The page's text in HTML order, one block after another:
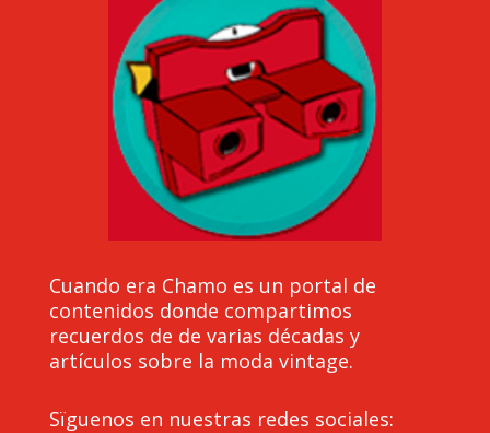
Cuando era Chamo es un portal de
contenidos donde compartimos
recuerdos de de varias décadas y
artículos sobre la moda vintage.
Sïguenos en nuestras redes sociales: